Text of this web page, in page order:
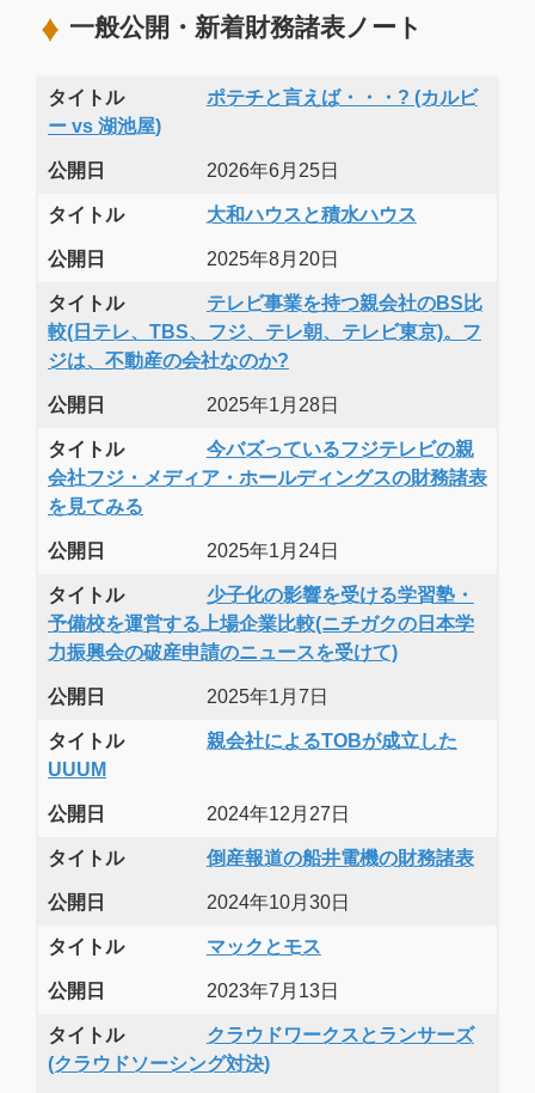
一般公開・新着財務諸表ノート
タイトル
ポテチと言えば・・・? (カルビ
ー vs 湖池屋)
公開日 2026年6月25日
タイトル 大和ハウスと積水ハウス
公開日 2025年8月20日
タイトル
テレビ事業を持つ親会社のBS比
較(日テレ、TBS、フジ、テレ朝、テレビ東京)。フ
ジは、不動産の会社なのか?
公開日 2025年1月28日
タイトル
今バズっているフジテレビの親
会社フジ・メディア・ホールディングスの財務諸表
を見てみる
公開日 2025年1月24日
タイトル
少子化の影響を受ける学習塾・
予備校を運営する上場企業比較(ニチガクの日本学
力振興会の破産申請のニュースを受けて)
公開日 2025年1月7日
タイトル
親会社によるTOBが成立した
UUUM
公開日 2024年12月27日
タイトル 倒産報道の船井電機の財務諸表
公開日 2024年10月30日
タイトル マックとモス
公開日 2023年7月13日
タイトル
クラウドワークスとランサーズ
(クラウドソーシング対決)